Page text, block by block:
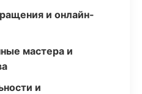
и онлайн-
мастера и
и